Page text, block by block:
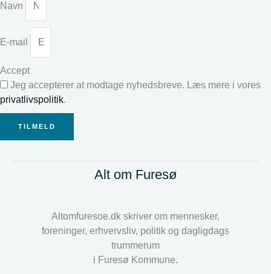
Navn
E-mail
Accept
Jeg accepterer at modtage nyhedsbreve. Læs mere i vores
privatlivspolitik.
TILMELD
Alt om Furesø
Altomfuresoe.dk skriver om mennesker,
foreninger, erhvervsliv, politik og dagligdags
trummerum
i Furesø Kommune.